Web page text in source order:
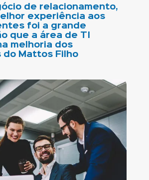
de relacionamento,
experiência aos
foi a grande
que a área de TI
melhoria dos
do Mattos Filho